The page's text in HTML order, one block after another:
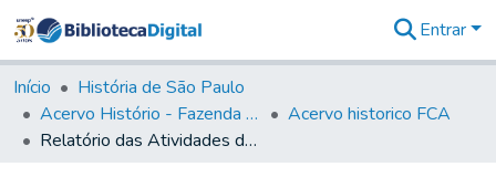
&
Coleções
Tudo na
Biblioteca
Entrar
Início
História de São Paulo
Acervo Histório - Fazenda Lageado
Acervo historico FCA
Relatório das Atividades da Estação Experimental de Botucatu - Relativo ao Exercício de 1943, 2.